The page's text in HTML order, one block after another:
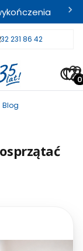
doradztwo
32 231 86 42
Blog